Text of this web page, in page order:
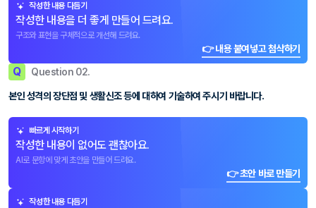
작성한 내용 다듬기
작성한 내용을 더 좋게 만들어 드려요.
구조와 표현을 구체적으로 개선해 드려요.
👉 내용 붙여넣고 첨삭하기
Q Question 02.
본인 성격의 장단점 및 생활신조 등에 대하여 기술하여 주시기 바랍니다.
빠르게 시작하기
작성한 내용이 없어도 괜찮아요.
AI로 문항에 맞게 초안을 만들어 드려요.
👉 초안 바로 만들기
작성한 내용 다듬기